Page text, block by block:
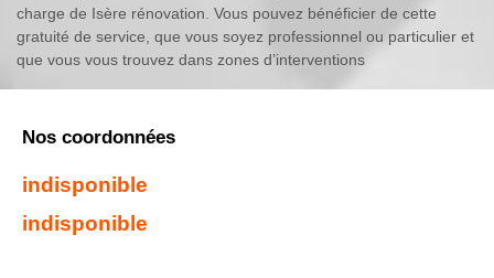
charge de Isère rénovation. Vous pouvez bénéficier de cette
gratuité de service, que vous soyez professionnel ou particulier et
que vous vous trouvez dans zones d’interventions
Nos coordonnées
indisponible
indisponible